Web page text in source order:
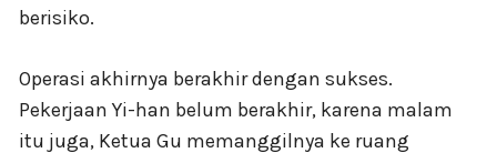
berisiko.
Operasi akhirnya berakhir dengan sukses.
Pekerjaan Yi-han belum berakhir, karena malam
itu juga, Ketua Gu memanggilnya ke ruang